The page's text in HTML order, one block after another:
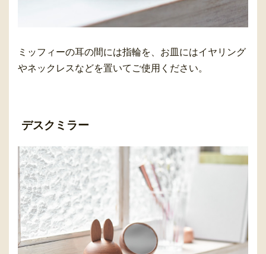
ミッフィーの耳の間には指輪を、お皿にはイヤリング
やネックレスなどを置いてご使用ください。
デスクミラー